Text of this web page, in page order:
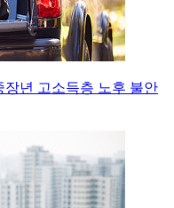
장년 고소득층 노후 불안